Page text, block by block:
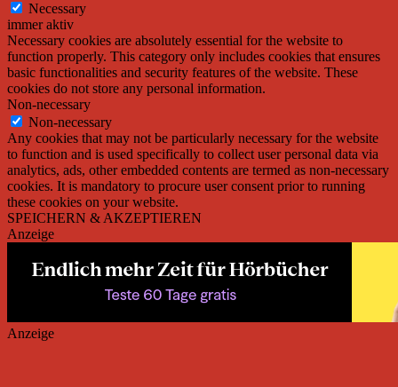
Necessary
immer aktiv
Necessary cookies are absolutely essential for the website to
function properly. This category only includes cookies that ensures
basic functionalities and security features of the website. These
cookies do not store any personal information.
Non-necessary
Non-necessary
Any cookies that may not be particularly necessary for the website
to function and is used specifically to collect user personal data via
analytics, ads, other embedded contents are termed as non-necessary
cookies. It is mandatory to procure user consent prior to running
these cookies on your website.
SPEICHERN & AKZEPTIEREN
Anzeige
Anzeige